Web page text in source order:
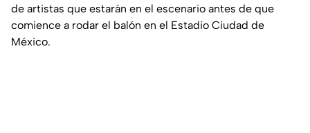
de artistas que estarán en el escenario antes de que
comience a rodar el balón en el Estadio Ciudad de
México.